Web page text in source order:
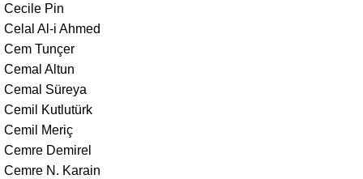
Cecile Pin
Celal Al-i Ahmed
Cem Tunçer
Cemal Altun
Cemal Süreya
Cemil Kutlutürk
Cemil Meriç
Cemre Demirel
Cemre N. Karain